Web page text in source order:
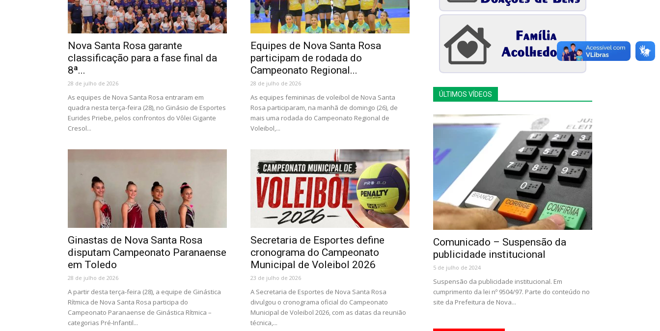
Nova Santa Rosa garante
classificação para a fase final da
8ª...
28 de julho de 2026
As equipes de Nova Santa Rosa entraram em
quadra nesta terça-feira (28), no Ginásio de Esportes
Eurides Priebe, pelos confrontos do Vôlei Gigante
Cresol...
Equipes de Nova Santa Rosa
participam de rodada do
Campeonato Regional...
28 de julho de 2026
As equipes femininas de voleibol de Nova Santa
Rosa participaram, na manhã de domingo (26), de
mais uma rodada do Campeonato Regional de
Voleibol,...
Ginastas de Nova Santa Rosa
disputam Campeonato Paranaense
em Toledo
28 de julho de 2026
A partir desta terça-feira (28), a equipe de Ginástica
Rítmica de Nova Santa Rosa participa do
Campeonato Paranaense de Ginástica Rítmica –
categorias Pré-Infantil...
Secretaria de Esportes define
cronograma do Campeonato
Municipal de Voleibol 2026
23 de julho de 2026
A Secretaria de Esportes de Nova Santa Rosa
divulgou o cronograma oficial do Campeonato
Municipal de Voleibol 2026, com as datas da reunião
técnica,...
ÚLTIMOS VÍDEOS
Comunicado – Suspensão da
publicidade institucional
5 de julho de 2024
Suspensão da publicidade institucional. Em
cumprimento da lei nº 9504/97. Parte do conteúdo no
site da Prefeitura de Nova...